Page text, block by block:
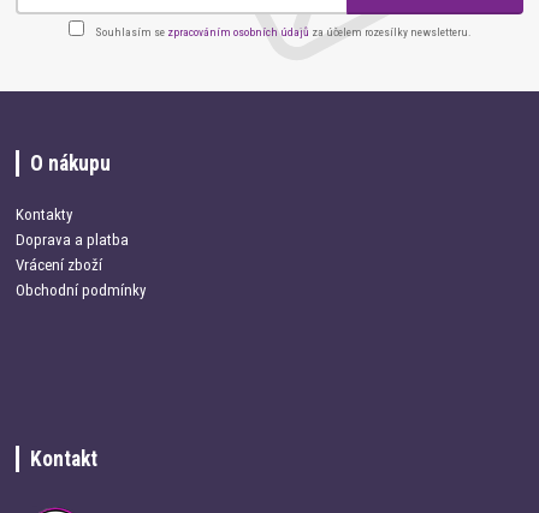
Souhlasím se zpracováním osobních údajů za účelem rozesílky newsletteru.
O nákupu
Kontakty
Doprava a platba
Vrácení zboží
Obchodní podmínky
Kontakt